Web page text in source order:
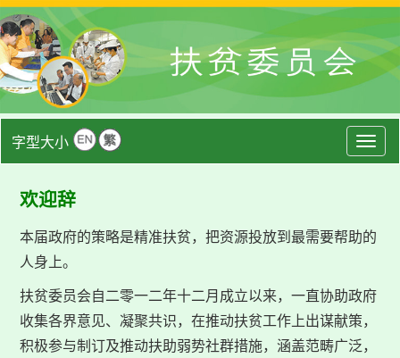
字型大小
欢迎辞
本届政府的策略是精准扶贫，把资源投放到最需要帮助的
人身上。
扶贫委员会自二零一二年十二月成立以来，一直协助政府
收集各界意见、凝聚共识，在推动扶贫工作上出谋献策，
积极参与制订及推动扶助弱势社群措施，涵盖范畴广泛，